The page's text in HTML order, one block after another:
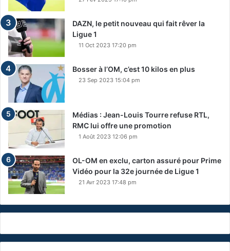
DAZN, le petit nouveau qui fait rêver la
Ligue 1
11 Oct 2023 17:20 pm
Bosser à l’OM, c’est 10 kilos en plus
23 Sep 2023 15:04 pm
Médias : Jean-Louis Tourre refuse RTL,
RMC lui offre une promotion
1 Août 2023 12:06 pm
OL-OM en exclu, carton assuré pour Prime
Vidéo pour la 32e journée de Ligue 1
21 Avr 2023 17:48 pm